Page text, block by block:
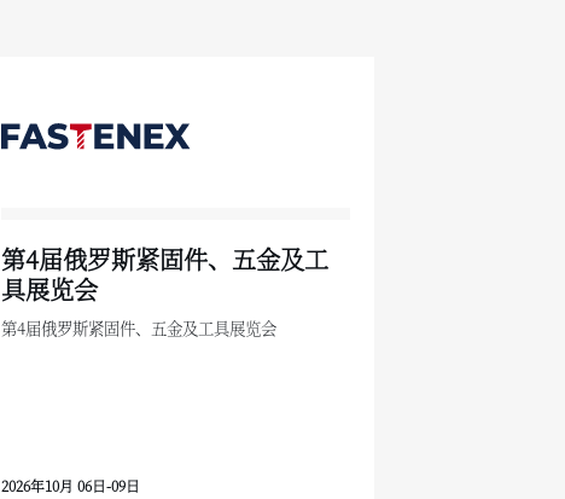
第4届俄罗斯紧固件、五金及工
具展览会
第4届俄罗斯紧固件、五金及工具展览会
2026年10月 06日-09日